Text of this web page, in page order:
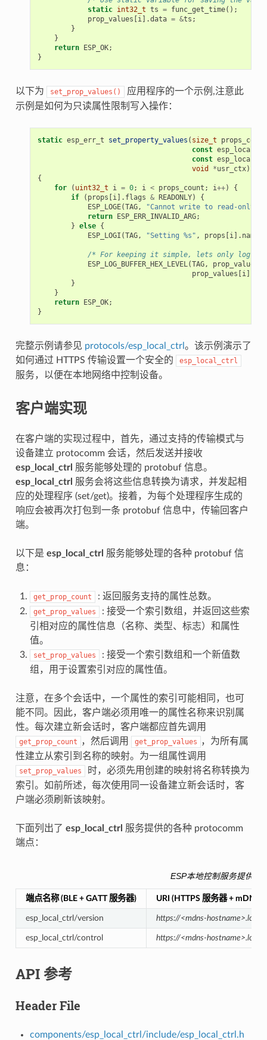
static int32_t ts = func_get_time();
prop_values [i].data = &ts ;
}
}
return ESP_OK;
}
以下为 set_prop_values()
应用程序的一个示例,注意此
示例是如何为只读属性限制写入操作：
static esp_err_t set_property_values ( size_t props_count
const
const
void
*usr_ctx)
{
for
( uint32_t i = 0; i < props_count ; i++)
{
if
( props [i]. flags & READONLY)
{
ESP_LOGE(TAG,
"Cannot write to read-only
return ESP_ERR_INVALID_ARG;
} else {
ESP_LOGI (TAG, "Setting %s" , props [i]. name
/* For keeping it simple, lets only log the
ESP_LOG_BUFFER_HEX_LEVEL(TAG, prop_values
prop_values [i].
}
}
return ESP_OK;
}
完整示例请参见 protocols/esp_local_ctrl 。该示例演示了
如何通过 HTTPS 传输设置一个安全的
esp_local_ctrl
服务，以便在本地网络中控制设备。
客户端实现
在客户端的实现过程中，首先，通过支持的传输模式与
设备建立 protocomm 会话，然后发送并接收
esp_local_ctrl 服务能够处理的 protobuf 信息。
esp_local_ctrl 服务会将这些信息转换为请求，并发起相
应的处理程序 (set/get)。接着，为每个处理程序生成的
响应会被再次打包到一条 protobuf 信息中，传输回客户
端。
以下是 esp_local_ctrl 服务能够处理的各种 protobuf 信
息：
get_prop_count : 返回服务支持的属性总数。
get_prop_values
: 接受一个索引数组，并返回这些索
引相对应的属性信息（名称、类型、标志）和属性
值。
set_prop_values
: 接受一个索引数组和一个新值数
组，用于设置索引对应的属性值。
注意，在多个会话中，一个属性的索引可能相同，也可
能不同。因此，客户端必须用唯一的属性名称来识别属
性。每次建立新会话时，客户端都应首先调用
get_prop_count ，然后调用 get_prop_values
，为所有属
性建立从索引到名称的映射。为一组属性调用
set_prop_values
时，必须先用创建的映射将名称转换为
索引。如前所述，每次使用同一设备建立新会话时，客
户端必须刷新该映射。
下面列出了 esp_local_ctrl 服务提供的各种 protocomm
端点：
ESP本地控制服务提供的
端点名称 (BLE + GATT 服务器) URI (HTTPS 服务器 + mDNS)
esp_local_ctrl/version https://<mdns-
esp_local_ctrl/control https://<mdns-
API 参考
Header File
components/esp_local_ctrl/include/esp_local_ctrl.h